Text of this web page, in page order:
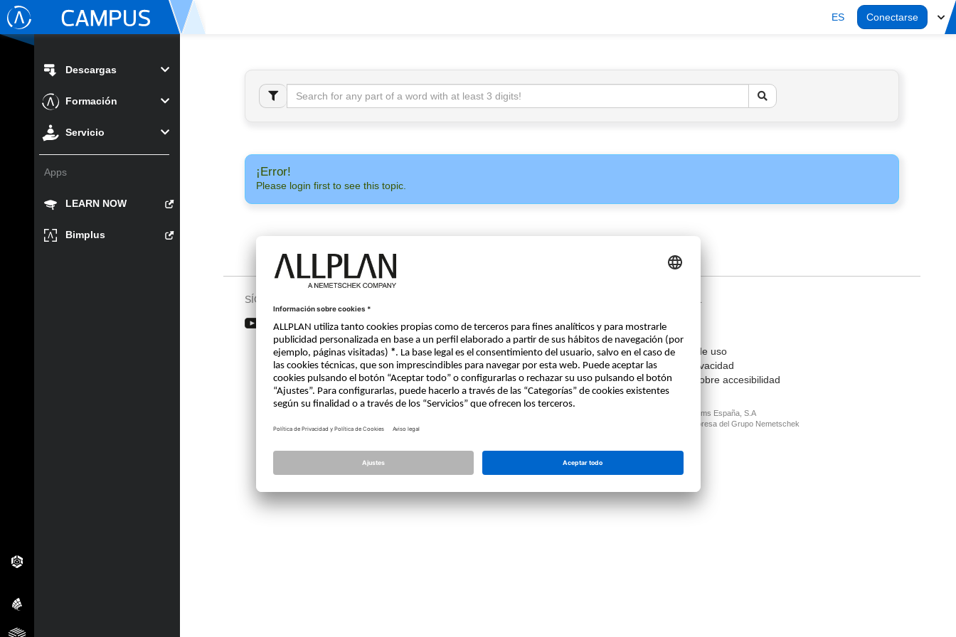
ES Conectarse
Descargas
Formación
Servicio
Apps
LEARN NOW
Bimplus
¡Error!
Please login first to see this topic.
SÍGUENOS EN
Licencia
Ajustes de privacidad
Allplan
Allplan Connect
Contacto
Aviso legal
Condiciones de uso
Política de privacidad
Información sobre accesibilidad
© ALLPLAN Systems España, S.A
ALLPLAN, un empresa del Grupo Nemetschek